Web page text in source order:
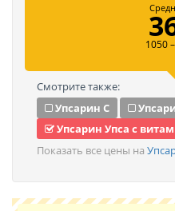
1050
Смотрите также:
Упсарин С
Упсарин Упса с
Показать все цены на